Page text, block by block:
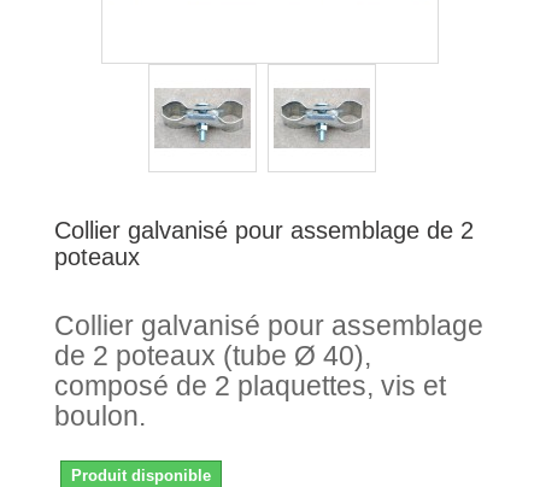
Collier galvanisé pour assemblage de 2
poteaux
Collier galvanisé pour assemblage
de 2 poteaux (tube Ø 40),
composé de 2 plaquettes, vis et
boulon.
Produit disponible